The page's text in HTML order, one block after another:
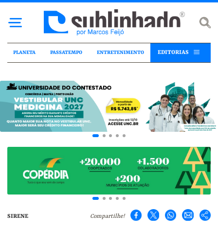
PLANETA PASSATEMPO ENTRETENIMENTO EDITORIAS
SIRENE Compartilhe!